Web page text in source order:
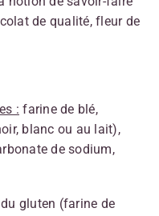
de qualité, fleur de
: farine de blé,
blanc ou au lait),
de sodium,
gluten (farine de